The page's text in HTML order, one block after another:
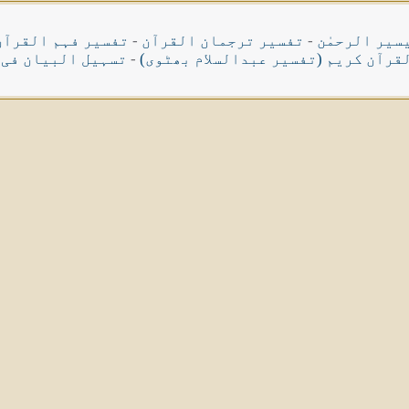
الرحمٰن - تفسیر ترجمان القرآن - تفسیر فہم
کریم (تفسیر عبدالسلام بھٹوی) - تسہیل البیان